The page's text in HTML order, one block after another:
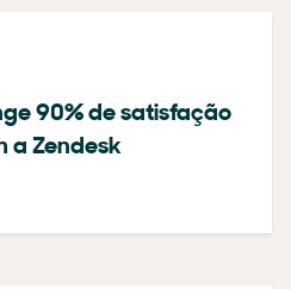
90% de satisfação
a Zendesk